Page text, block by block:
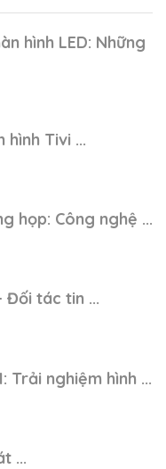
hình LED: Những
hình Tivi ...
họp: Công nghệ ...
Đối tác tin ...
Trải nghiệm hình ...
...